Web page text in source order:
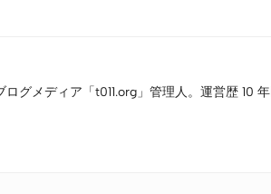
グメディア「t011.org」管理人。運営歴 10